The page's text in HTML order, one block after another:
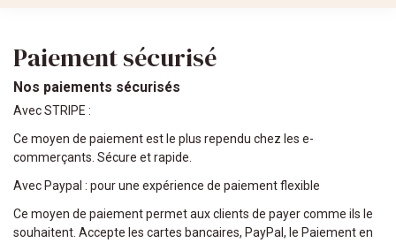
Paiement sécurisé
Nos paiements sécurisés
Avec STRIPE :
Ce moyen de paiement est le plus rependu chez les e-
commerçants. Sécure et rapide.
Avec Paypal : pour une expérience de paiement flexible
Ce moyen de paiement permet aux clients de payer comme ils le
souhaitent. Accepte les cartes bancaires, PayPal, le Paiement en